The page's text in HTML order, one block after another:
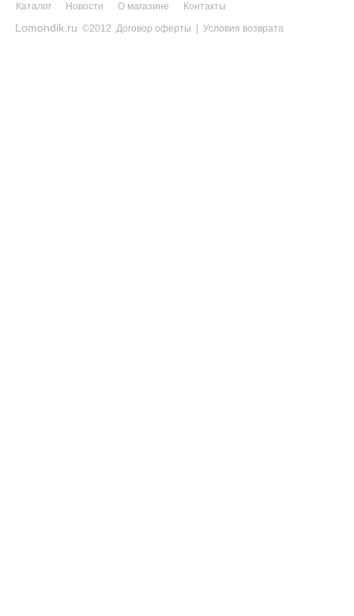
Каталог Новости О магазине Контакты
Lomondik.ru ©2012 Договор оферты Условия возврата